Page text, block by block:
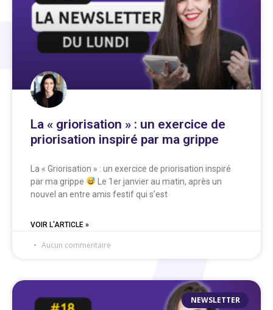
La « griorisation » : un exercice de
priorisation inspiré par ma grippe
La « Griorisation » : un exercice de priorisation inspiré
par ma grippe
Le 1er janvier au matin, après un
nouvel an entre amis festif qui s’est
VOIR L'ARTICLE »
Aucun commentaire
NEWSLETTER